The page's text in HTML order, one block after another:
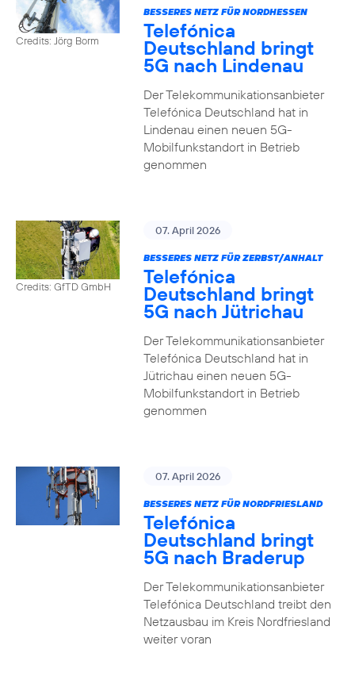
Credits: Jörg Borm
BESSERES NETZ FÜR NORDHESSEN
Telefónica
Deutschland bringt
5G nach Lindenau
Der Telekommunikationsanbieter
Telefónica Deutschland hat in
Lindenau einen neuen 5G-
Mobilfunkstandort in Betrieb
genommen
Credits: GfTD GmbH
07. April 2026
BESSERES NETZ FÜR ZERBST/ANHALT
Telefónica
Deutschland bringt
5G nach Jütrichau
Der Telekommunikationsanbieter
Telefónica Deutschland hat in
Jütrichau einen neuen 5G-
Mobilfunkstandort in Betrieb
genommen
07. April 2026
BESSERES NETZ FÜR NORDFRIESLAND
Telefónica
Deutschland bringt
5G nach Braderup
Der Telekommunikationsanbieter
Telefónica Deutschland treibt den
Netzausbau im Kreis Nordfriesland
weiter voran